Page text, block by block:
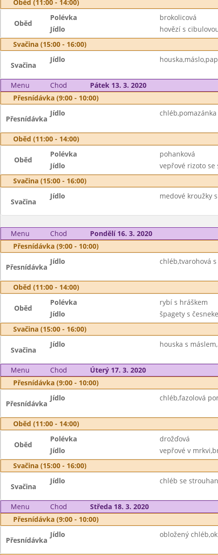
Oběd (11:00 - 14:00)
Oběd
Polévka
brokolicová
Jídlo
hovězí s
Svačina (15:00 - 16:00)
Svačina
Jídlo
Menu Chod
Pátek 13. 3. 2020
Přesnídávka (9:00 - 10:00)
Přesnídávka
Jídlo
Oběd (11:00 - 14:00)
Oběd
Polévka
pohanková
Jídlo
vepřové rizoto se
Svačina (15:00 - 16:00)
Svačina
Jídlo medové kroužky
Menu Chod
Pondělí 16. 3. 2020
Přesnídávka (9:00 - 10:00)
Přesnídávka
Jídlo chléb,tvarohová
Oběd (11:00 - 14:00)
Oběd
Polévka
rybí s hráškem
Jídlo
špagety s
Svačina (15:00 - 16:00)
Svačina
Jídlo houska s
Menu Chod
Úterý 17. 3. 2020
Přesnídávka (9:00 - 10:00)
Přesnídávka
Jídlo chléb,fazolová
Oběd (11:00 - 14:00)
Oběd
Polévka
drožďová
Jídlo
vepřové v
Svačina (15:00 - 16:00)
Svačina
Jídlo chléb se
Menu Chod
Středa 18. 3. 2020
Přesnídávka (9:00 - 10:00)
Přesnídávka
Jídlo obložený